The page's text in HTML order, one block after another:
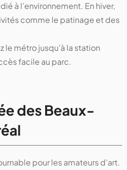
à l’environnement. En hiver,
comme le patinage et des
le métro jusqu’à la station
facile au parc.
des Beaux-
pour les amateurs d’art.